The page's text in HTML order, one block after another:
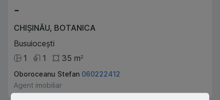
-
CHIȘINĂU, BOTANICA
Busuiocești
1
1 35 m2
Oboroceanu Stefan 060222412
Agent imobiliar